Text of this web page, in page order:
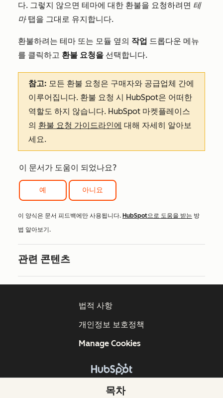
다. 그렇지 않으면 테마에 대한 환불을 요청하려면 테
마 탭을 그대로 유지합니다.
환불하려는 테마 또는 모듈 옆의 작업 드롭다운 메뉴
를 클릭하고 환불 요청을 선택합니다.
참고: 모든 환불 요청은 구매자와 공급업체 간에
이루어집니다. 환불 요청 시 HubSpot은 어떠한
역할도 하지 않습니다. HubSpot 마켓플레이스
의 환불 요청 가이드라인에 대해 자세히 알아보
세요.
이 문서가 도움이 되었나요?
예 아니요
이 양식은 문서 피드백에만 사용됩니다. HubSpot으로 도움을 받는 방
법 알아보기.
관련 콘텐츠
목차
Copyright © 2026 HubSpot, Inc.
법적 사항
개인정보 보호정책
Manage Cookies